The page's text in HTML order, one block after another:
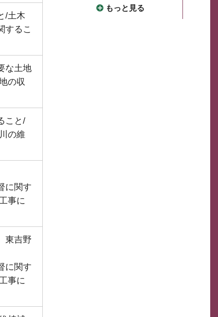
/土木
するこ
な土地
の収
こと/
の維
に関す
事に
東吉野
に関す
事に
もっと見る